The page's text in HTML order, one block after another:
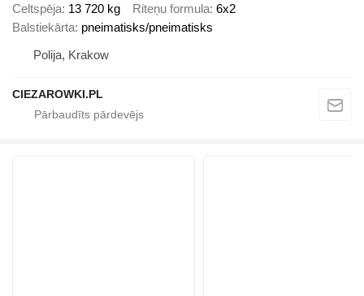
Celtspēja 13 720 kg Riteņu formula 6x2
Balstiekārta pneimatisks/pneimatisks
Polija, Krakow
CIEZAROWKI.PL